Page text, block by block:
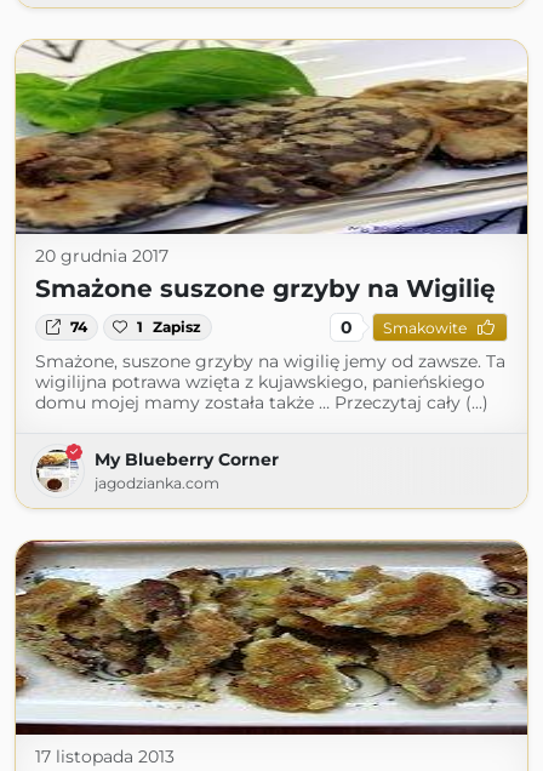
20 grudnia 2017
Smażone suszone grzyby na Wigilię
74 1 Zapisz 0 Smakowite
Smażone, suszone grzyby na wigilię jemy od zawsze. Ta
wigilijna potrawa wzięta z kujawskiego, panieńskiego
domu mojej mamy została także … Przeczytaj cały (...)
My Blueberry Corner
jagodzianka.com
17 listopada 2013